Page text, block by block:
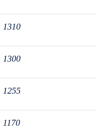
1310
1300
1255
1170